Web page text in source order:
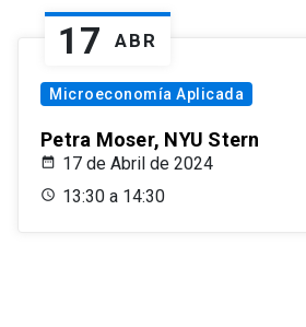
17 ABR
Microeconomía Aplicada
Petra Moser, NYU Stern
17 de Abril de 2024
13:30 a 14:30